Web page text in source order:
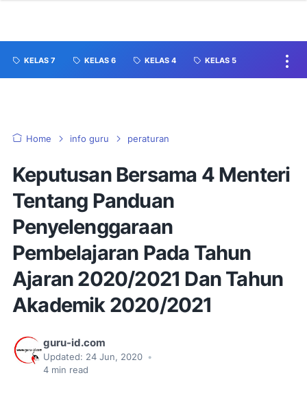
KELAS 7 KELAS 6 KELAS 4 KELAS 5
Home info guru peraturan
Keputusan Bersama 4 Menteri
Tentang Panduan
Penyelenggaraan
Pembelajaran Pada Tahun
Ajaran 2020/2021 Dan Tahun
Akademik 2020/2021
guru-id.com
Updated: 24 Jun, 2020 •
4 min read